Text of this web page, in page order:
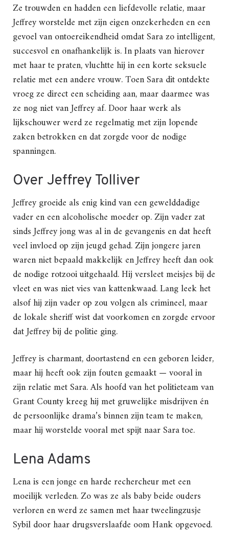
Ze trouwden en hadden een liefdevolle relatie, maar
Jeffrey worstelde met zijn eigen onzekerheden en een
gevoel van ontoereikendheid omdat Sara zo intelligent,
succesvol en onafhankelijk is. In plaats van hierover
met haar te praten, vluchtte hij in een korte seksuele
relatie met een andere vrouw. Toen Sara dit ontdekte
vroeg ze direct een scheiding aan, maar daarmee was
ze nog niet van Jeffrey af. Door haar werk als
lijkschouwer werd ze regelmatig met zijn lopende
zaken betrokken en dat zorgde voor de nodige
spanningen.
Over Jeffrey Tolliver
Jeffrey groeide als enig kind van een gewelddadige
vader en een alcoholische moeder op. Zijn vader zat
sinds Jeffrey jong was al in de gevangenis en dat heeft
veel invloed op zijn jeugd gehad. Zijn jongere jaren
waren niet bepaald makkelijk en Jeffrey heeft dan ook
de nodige rotzooi uitgehaald. Hij versleet meisjes bij de
vleet en was niet vies van kattenkwaad. Lang leek het
alsof hij zijn vader op zou volgen als crimineel, maar
de lokale sheriff wist dat voorkomen en zorgde ervoor
dat Jeffrey bij de politie ging.
Jeffrey is charmant, doortastend en een geboren leider,
maar hij heeft ook zijn fouten gemaakt — vooral in
zijn relatie met Sara. Als hoofd van het politieteam van
Grant County kreeg hij met gruwelijke misdrijven én
de persoonlijke drama’s binnen zijn team te maken,
maar hij worstelde vooral met spijt naar Sara toe.
Lena Adams
Lena is een jonge en harde rechercheur met een
moeilijk verleden. Zo was ze als baby beide ouders
verloren en werd ze samen met haar tweelingzusje
Sybil door haar drugsverslaafde oom Hank opgevoed.